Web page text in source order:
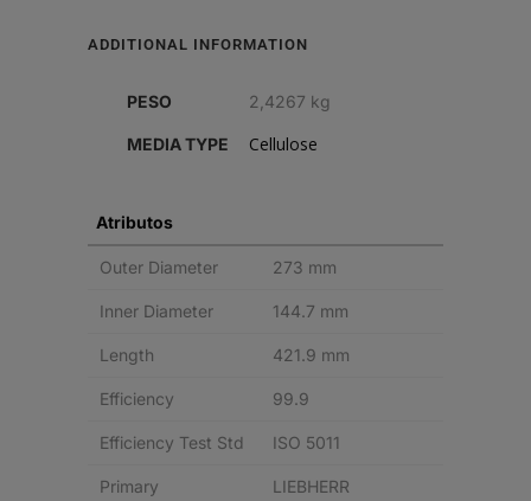
ADDITIONAL INFORMATION
PESO 2,4267 kg
MEDIA TYPE Cellulose
Atributos
Outer Diameter 273 mm
Inner Diameter 144.7 mm
Length 421.9 mm
Efficiency 99.9
Efficiency Test Std ISO 5011
Primary
LIEBHERR